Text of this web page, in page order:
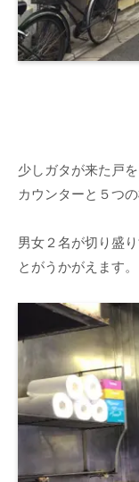
少しガタが来た戸
カウンターと５つの
男女２名が切り盛
とがうかがえます。